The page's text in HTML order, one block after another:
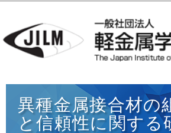
異種金属接合材の
と信頼性に関する